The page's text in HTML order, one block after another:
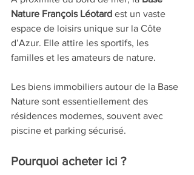
Nature François Léotard est un vaste
espace de loisirs unique sur la Côte
d’Azur. Elle attire les sportifs, les
familles et les amateurs de nature.
Les biens immobiliers autour de la Base
Nature sont essentiellement des
résidences modernes, souvent avec
piscine et parking sécurisé.
Pourquoi acheter ici ?